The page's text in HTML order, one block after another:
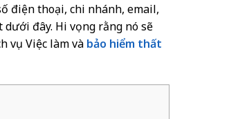
điện thoại, chi nhánh, email,
đây. Hi vọng rằng nó sẽ
vụ Việc làm và bảo hiểm thất